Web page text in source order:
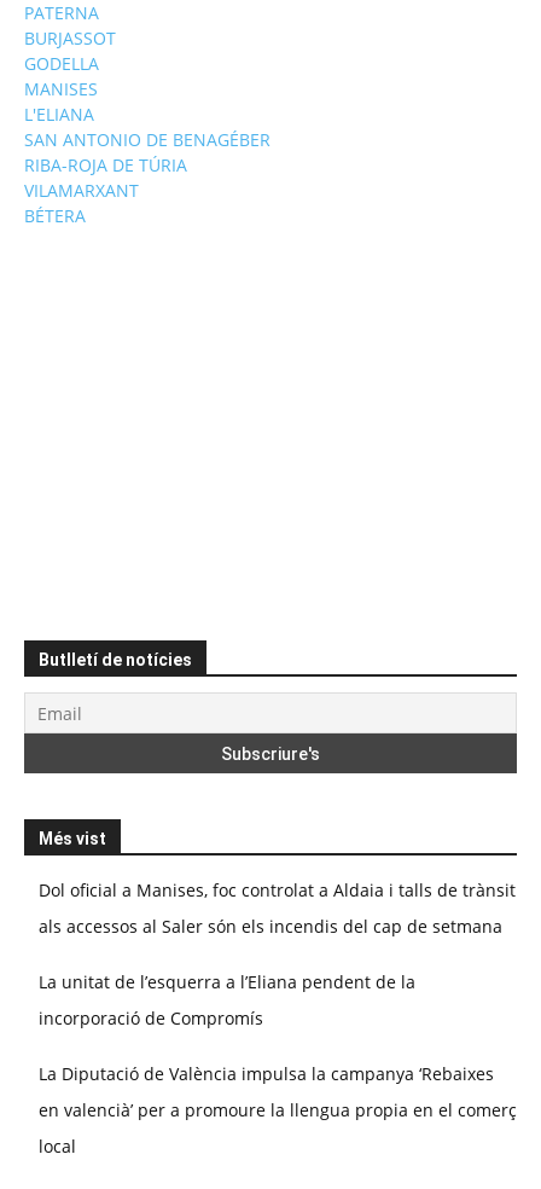
PATERNA
BURJASSOT
GODELLA
MANISES
L'ELIANA
SAN ANTONIO DE BENAGÉBER
RIBA-ROJA DE TÚRIA
VILAMARXANT
BÉTERA
Butlletí de notícies
Més vist
Dol oficial a Manises, foc controlat a Aldaia i talls de trànsit
als accessos al Saler són els incendis del cap de setmana
La unitat de l’esquerra a l’Eliana pendent de la
incorporació de Compromís
La Diputació de València impulsa la campanya ‘Rebaixes
en valencià’ per a promoure la llengua propia en el comerç
local